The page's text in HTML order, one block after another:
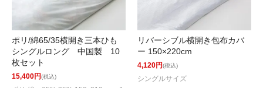
ポリ/綿65/35横開き三本ひも
シングルロング 中国製 10
枚セット
15,400円(税込)
リバーシブル横開き包布カバ
ー 150×220cm
4,120円(税込)
シングルサイズ